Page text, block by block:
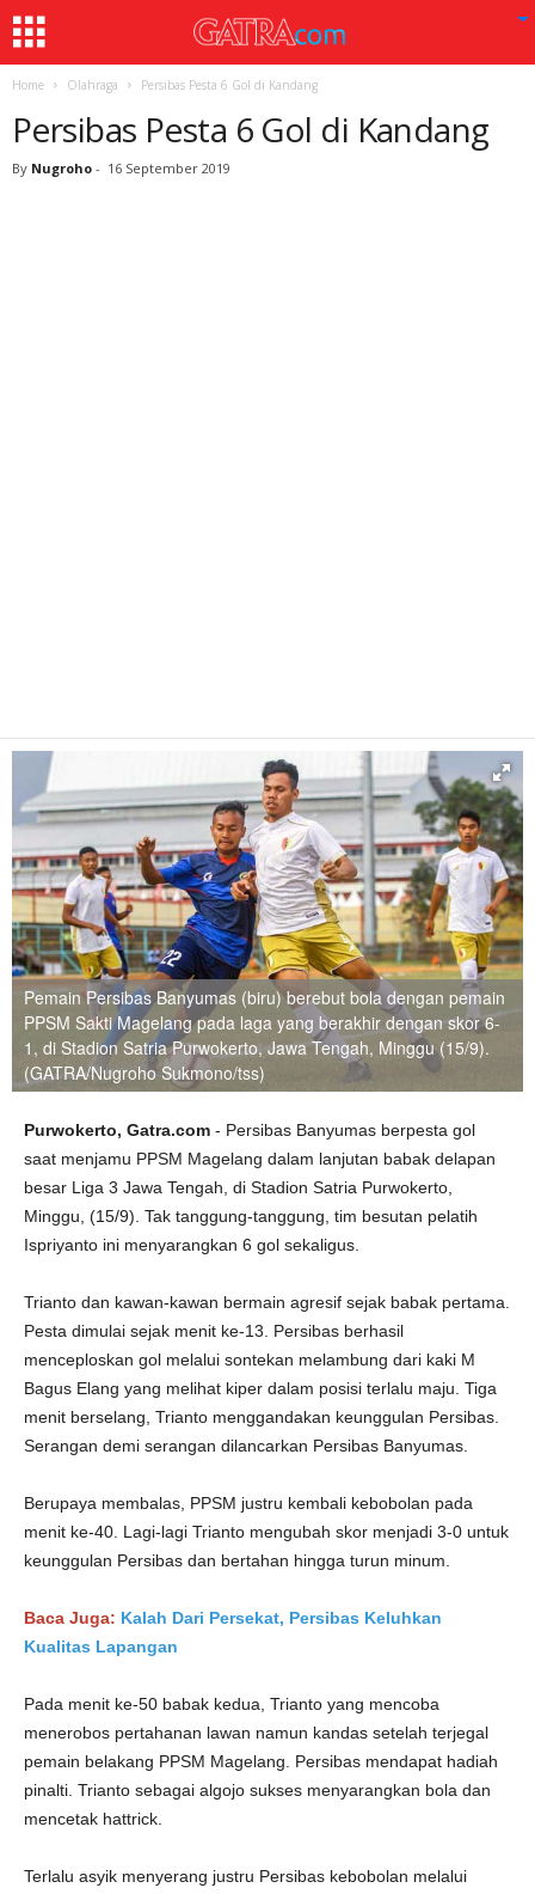
Home Olahraga Persibas Pesta 6 Gol di Kandang
Persibas Pesta 6 Gol di Kandang
By Nugroho - 16 September 2019
Pemain Persibas Banyumas (biru) berebut bola dengan pemain
PPSM Sakti Magelang pada laga yang berakhir dengan skor 6-
1, di Stadion Satria Purwokerto, Jawa Tengah, Minggu (15/9).
(GATRA/Nugroho Sukmono/tss)
Purwokerto, Gatra.com - Persibas Banyumas berpesta gol
saat menjamu PPSM Magelang dalam lanjutan babak delapan
besar Liga 3 Jawa Tengah, di Stadion Satria Purwokerto,
Minggu, (15/9). Tak tanggung-tanggung, tim besutan pelatih
Ispriyanto ini menyarangkan 6 gol sekaligus.
Trianto dan kawan-kawan bermain agresif sejak babak pertama.
Pesta dimulai sejak menit ke-13. Persibas berhasil
menceploskan gol melalui sontekan melambung dari kaki M
Bagus Elang yang melihat kiper dalam posisi terlalu maju. Tiga
menit berselang, Trianto menggandakan keunggulan Persibas.
Serangan demi serangan dilancarkan Persibas Banyumas.
Berupaya membalas, PPSM justru kembali kebobolan pada
menit ke-40. Lagi-lagi Trianto mengubah skor menjadi 3-0 untuk
keunggulan Persibas dan bertahan hingga turun minum.
Baca Juga: Kalah Dari Persekat, Persibas Keluhkan
Kualitas Lapangan
Pada menit ke-50 babak kedua, Trianto yang mencoba
menerobos pertahanan lawan namun kandas setelah terjegal
pemain belakang PPSM Magelang. Persibas mendapat hadiah
pinalti. Trianto sebagai algojo sukses menyarangkan bola dan
mencetak hattrick.
Terlalu asyik menyerang justru Persibas kebobolan melalui